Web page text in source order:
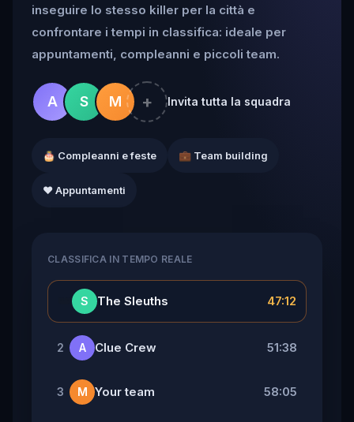
inseguire lo stesso killer per la città e
confrontare i tempi in classifica: ideale per
appuntamenti, compleanni e piccoli team.
A S M + Invita tutta la squadra
🎂 Compleanni e feste 💼 Team building
❤️ Appuntamenti
CLASSIFICA IN TEMPO REALE
S The Sleuths 47:12
2 A Clue Crew 51:38
3 M Your team 58:05